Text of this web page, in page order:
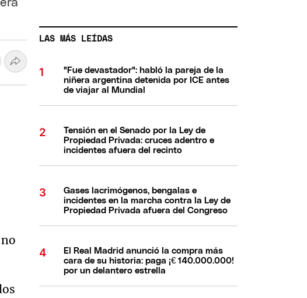
LAS MÁS LEÍDAS
"Fue devastador": habló la pareja de la
niñera argentina detenida por ICE antes
de viajar al Mundial
Tensión en el Senado por la Ley de
Propiedad Privada: cruces adentro e
incidentes afuera del recinto
Gases lacrimógenos, bengalas e
incidentes en la marcha contra la Ley de
Propiedad Privada afuera del Congreso
El Real Madrid anunció la compra más
cara de su historia: paga ¡€ 140.000.000!
por un delantero estrella